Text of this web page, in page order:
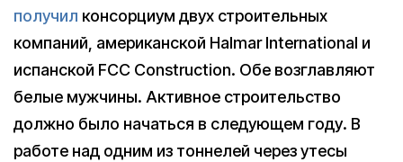
получил консорциум двух строительных
компаний, американской Halmar International и
испанской FCC Construction. Обе возглавляют
белые мужчины. Активное строительство
должно было начаться в следующем году. В
работе над одним из тоннелей через утесы